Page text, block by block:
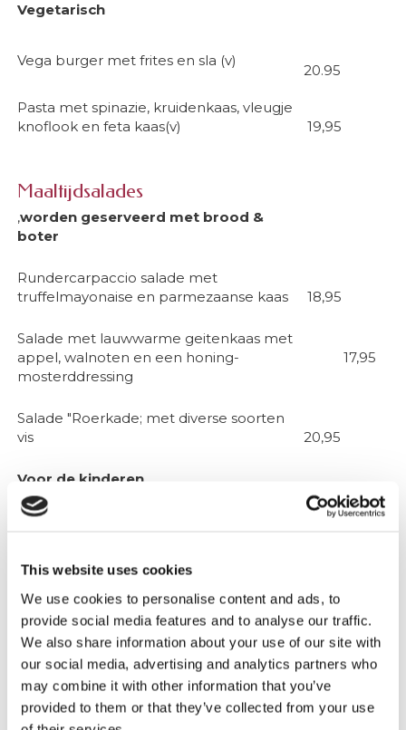
This website uses cookies
We use cookies to personalise content and ads, to
provide social media features and to analyse our traffic.
We also share information about your use of our site with
our social media, advertising and analytics partners who
may combine it with other information that you’ve
provided to them or that they’ve collected from your use
Vegetarisch
Vega burger met frites en sla (v)
20.95
Pasta met spinazie, kruidenkaas, vleugje
knoflook en feta kaas(v)
19,95
Maaltijdsalades
,worden geserveerd met brood &
boter
Rundercarpaccio salade met
truffelmayonaise en parmezaanse kaas
18,95
Salade met lauwwarme geitenkaas met
appel, walnoten en een honing-
mosterddressing
17,95
Salade "Roerkade; met diverse soorten
vis
20,95
Voor de kinderen
Saté met frtites en sla (2 Stokjes) 14.50
Kroket met frites en appelmoes
Remunjs zoervleis (Roermonds
zuurvlees) met frites en appelmoes 14.50
Desserts
Vanille ijs met warme kersen en
slagroom
8.50